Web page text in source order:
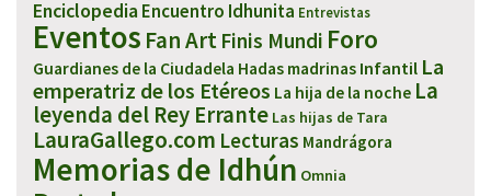
Enciclopedia Encuentro Idhunita Entrevistas
Eventos Fan Art Finis Mundi Foro
Guardianes de la Ciudadela Hadas madrinas Infantil La
emperatriz de los Etéreos La hija de la noche La
leyenda del Rey Errante Las hijas de Tara
LauraGallego.com Lecturas Mandrágora
Memorias de Idhún Omnia